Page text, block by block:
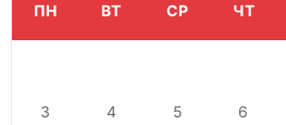
ПН ВТ СР ЧТ
3 4 5 6